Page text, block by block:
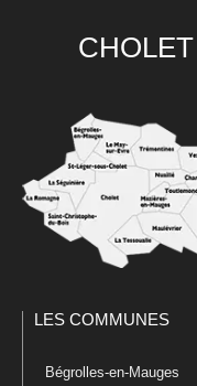
LES COMMUNES
Bégrolles-en-Mauges